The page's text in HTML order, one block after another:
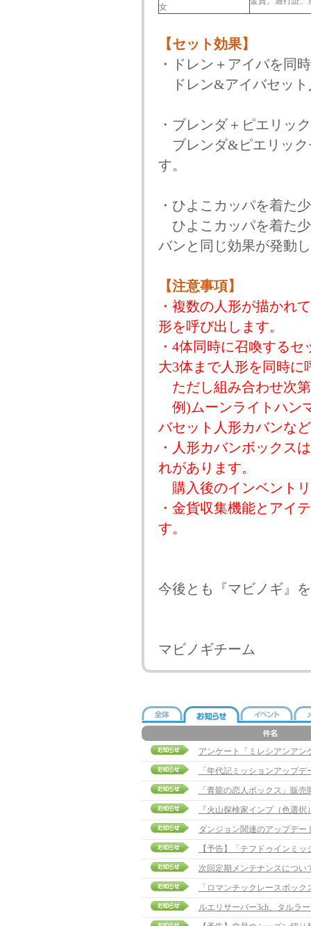
女
【セット効果】
・ドレン＋アイバを同
ドレン&アイバセット
・ブレンダ＋ピエリッ
ブレンダ&ピエリック
す。
・ひよこカッパを着た
ひよこカッパを着た
バンと同じ効果が発動
【注意事項】
・複数の人形が描かれ
形を呼び出します。
・4体同時に召喚する
大3体まで人形を同時に
ただし組み合わせ次
例)ムーンライトハン
バセット人形カバンなど
・人形カバンボックス
れがあります。
購入後のインベント
・金貨収集機能とアイ
す。
今後とも『マビノギ』
マビノギチーム
アンケート「ミレシアンアン
「年代記ミッションアップ
「青龍の恋人ボックス」販売
『火山探検家インプ（色選
ダンジョン関連のアップデ
次回定期メンテナンスについ
「ロマンチックレースボッ
ルエリサーバー3ch、タルラ